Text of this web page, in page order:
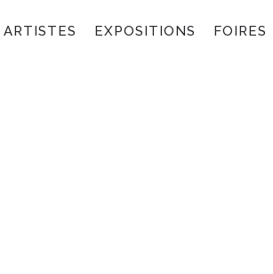
ARTISTES EXPOSITIONS FOIRES